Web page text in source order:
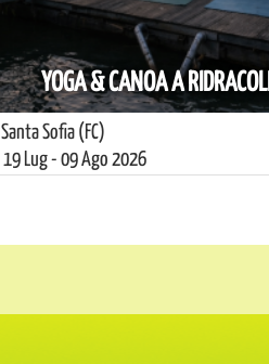
YOGA & CANOA A RIDRACOLI
Santa Sofia (FC)
19 Lug - 09 Ago 2026